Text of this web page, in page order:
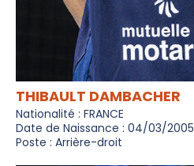
THIBAULT DAMBACHER
Nationalité : FRANCE
Date de Naissance : 04/03/2005
Poste : Arrière-droit